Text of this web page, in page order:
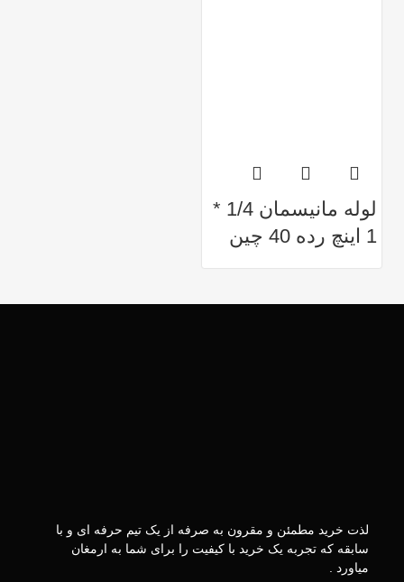
لوله مانیسمان 1/4 *
1 اینچ رده 40 چین
لذت خرید مطمئن و مقرون به صرفه از یک تیم حرفه ای و با
سابقه که تجربه یک خرید با کیفیت را برای شما به ارمغان
میاورد .